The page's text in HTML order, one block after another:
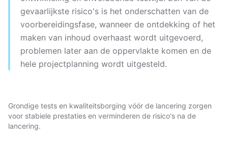
gevaarlijkste risico's is het onderschatten van de
voorbereidingsfase, wanneer de ontdekking of het
maken van inhoud overhaast wordt uitgevoerd,
problemen later aan de oppervlakte komen en de
hele projectplanning wordt uitgesteld.
Grondige tests en kwaliteitsborging vóór de lancering zorgen
voor stabiele prestaties en verminderen de risico's na de
lancering.